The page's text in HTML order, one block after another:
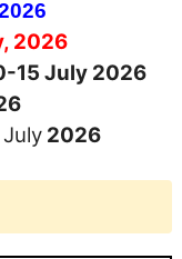
2026
15 July 2026
2026